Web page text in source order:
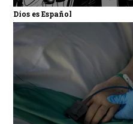
Dios es Español